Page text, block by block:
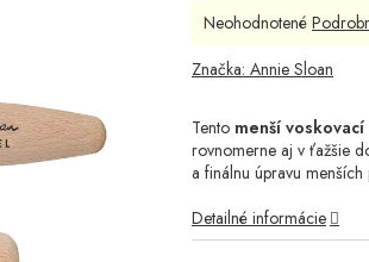
Tento menší
rovnomerne aj v ťažšie
a finálnu úpravu menších
Detailné informácie
Priemerné
produktu
z
5
hviezdičiek.
Neohodnotené
Značka: Annie Sloan